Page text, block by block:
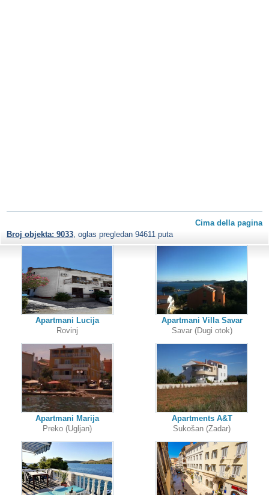
Cima della pagina
Broj objekta: 9033 , oglas pregledan 94611 puta
Apartmani Lucija
Rovinj
Apartmani Marija
Preko (Ugljan)
Apartmani Villa Savar
Savar (Dugi otok)
Apartments A&T
Sukošan (Zadar)